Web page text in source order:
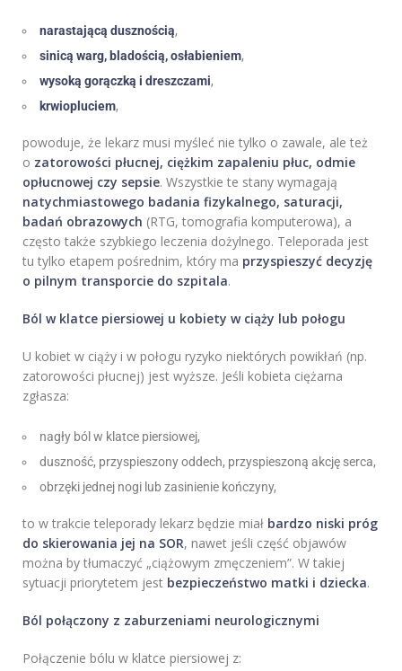
narastającą dusznością,
sinicą warg, bladością, osłabieniem,
wysoką gorączką i dreszczami,
krwiopluciem,
powoduje, że lekarz musi myśleć nie tylko o zawale, ale też
o zatorowości płucnej, ciężkim zapaleniu płuc, odmie
opłucnowej czy sepsie. Wszystkie te stany wymagają
natychmiastowego badania fizykalnego, saturacji,
badań obrazowych (RTG, tomografia komputerowa), a
często także szybkiego leczenia dożylnego. Teleporada jest
tu tylko etapem pośrednim, który ma przyspieszyć decyzję
o pilnym transporcie do szpitala.
Ból w klatce piersiowej u kobiety w ciąży lub połogu
U kobiet w ciąży i w połogu ryzyko niektórych powikłań (np.
zatorowości płucnej) jest wyższe. Jeśli kobieta ciężarna
zgłasza:
nagły ból w klatce piersiowej,
duszność, przyspieszony oddech, przyspieszoną akcję serca,
obrzęki jednej nogi lub zasinienie kończyny,
to w trakcie teleporady lekarz będzie miał bardzo niski próg
do skierowania jej na SOR, nawet jeśli część objawów
można by tłumaczyć „ciążowym zmęczeniem”. W takiej
sytuacji priorytetem jest bezpieczeństwo matki i dziecka.
Ból połączony z zaburzeniami neurologicznymi
Połączenie bólu w klatce piersiowej z: